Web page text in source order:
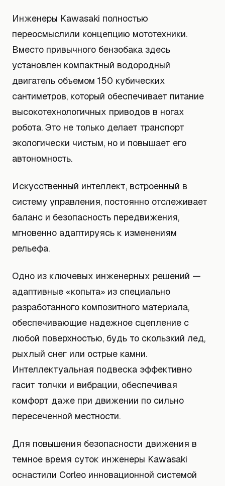
Инженеры Kawasaki полностью
переосмыслили концепцию мототехники.
Вместо привычного бензобака здесь
установлен компактный водородный
двигатель объемом 150 кубических
сантиметров, который обеспечивает питание
высокотехнологичных приводов в ногах
робота. Это не только делает транспорт
экологически чистым, но и повышает его
автономность.
Искусственный интеллект, встроенный в
систему управления, постоянно отслеживает
баланс и безопасность передвижения,
мгновенно адаптируясь к изменениям
рельефа.
Одно из ключевых инженерных решений —
адаптивные «копыта» из специально
разработанного композитного материала,
обеспечивающие надежное сцепление с
любой поверхностью, будь то скользкий лед,
рыхлый снег или острые камни.
Интеллектуальная подвеска эффективно
гасит толчки и вибрации, обеспечивая
комфорт даже при движении по сильно
пересеченной местности.
Для повышения безопасности движения в
темное время суток инженеры Kawasaki
оснастили Corleo инновационной системой